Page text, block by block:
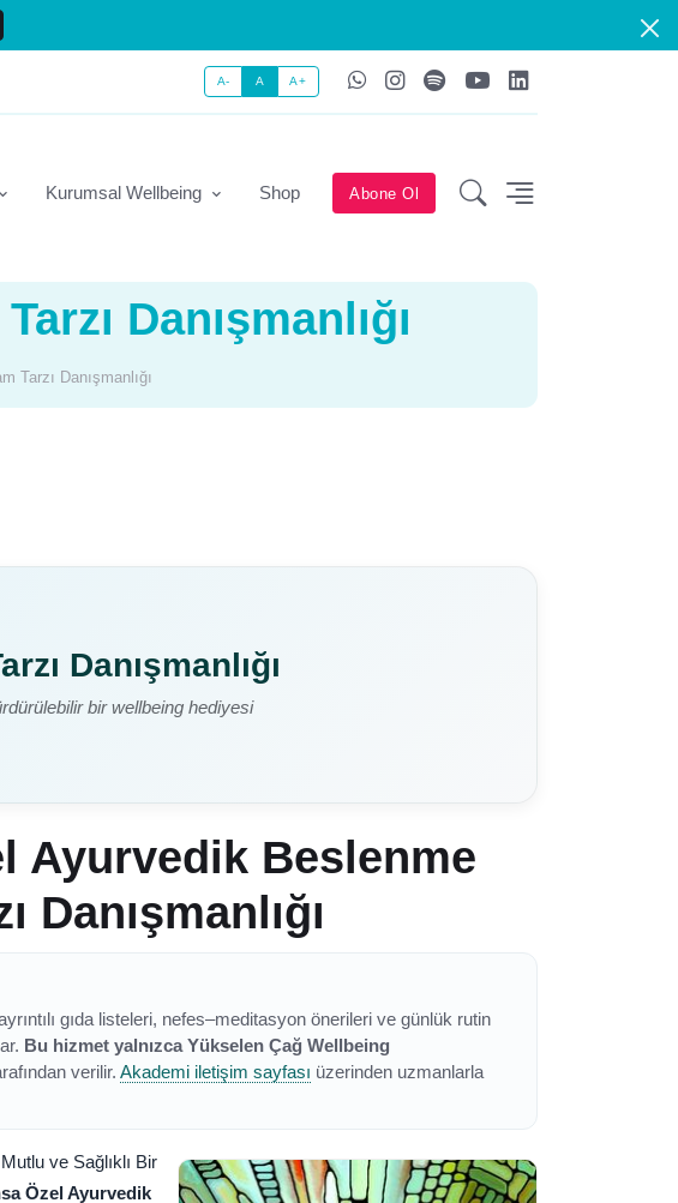
A- A A+
Kurumsal Wellbeing Shop Abone Ol
Danışmanlığı
Tarzı Danışmanlığı
Danışmanlığı
bir wellbeing hediyesi
Ayurvedik Beslenme
Danışmanlığı
gıda listeleri, nefes–meditasyon önerileri ve günlük rutin
Bu hizmet yalnızca Yükselen Çağ Wellbeing
verilir. Akademi iletişim sayfası üzerinden uzmanlarla
ve Sağlıklı Bir
Özel Ayurvedik